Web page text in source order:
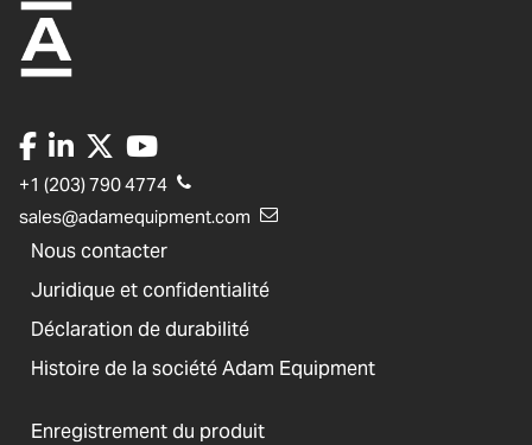
+1 (203) 790 4774
sales@adamequipment.com
Nous contacter
Juridique et confidentialité
Déclaration de durabilité
Histoire de la société Adam Equipment
Enregistrement du produit